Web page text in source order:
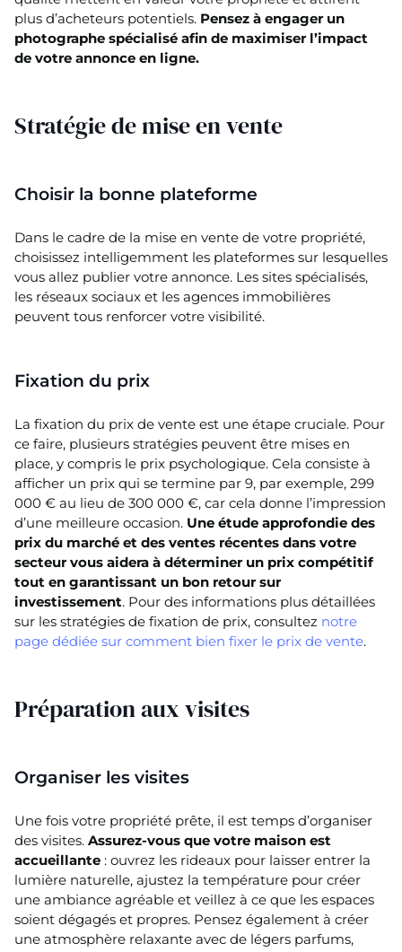
plus d’acheteurs potentiels. Pensez à engager un
photographe spécialisé afin de maximiser l’impact
de votre annonce en ligne.
Stratégie de mise en vente
Choisir la bonne plateforme
Dans le cadre de la mise en vente de votre propriété,
choisissez intelligemment les plateformes sur lesquelles
vous allez publier votre annonce. Les sites spécialisés,
les réseaux sociaux et les agences immobilières
peuvent tous renforcer votre visibilité.
Fixation du prix
La fixation du prix de vente est une étape cruciale. Pour
ce faire, plusieurs stratégies peuvent être mises en
place, y compris le prix psychologique. Cela consiste à
afficher un prix qui se termine par 9, par exemple, 299
000 € au lieu de 300 000 €, car cela donne l’impression
d’une meilleure occasion. Une étude approfondie des
prix du marché et des ventes récentes dans votre
secteur vous aidera à déterminer un prix compétitif
tout en garantissant un bon retour sur
investissement. Pour des informations plus détaillées
sur les stratégies de fixation de prix, consultez notre
page dédiée sur comment bien fixer le prix de vente.
Préparation aux visites
Organiser les visites
Une fois votre propriété prête, il est temps d’organiser
des visites. Assurez-vous que votre maison est
accueillante : ouvrez les rideaux pour laisser entrer la
lumière naturelle, ajustez la température pour créer
une ambiance agréable et veillez à ce que les espaces
soient dégagés et propres. Pensez également à créer
une atmosphère relaxante avec de légers parfums,